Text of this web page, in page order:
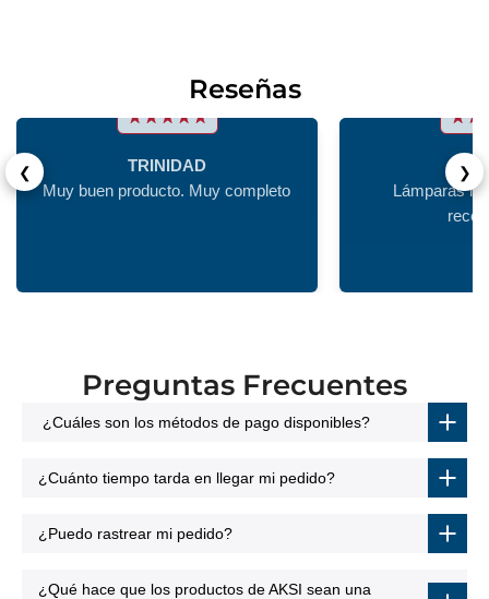
Reseñas
❮ ❯
TRINIDAD
Muy buen producto. Muy completo
Juan
Lámparas
Preguntas Frecuentes
¿Cuáles son los métodos de pago disponibles?
¿Cuánto tiempo tarda en llegar mi pedido?
¿Puedo rastrear mi pedido?
¿Qué hace que los productos de AKSI sean una